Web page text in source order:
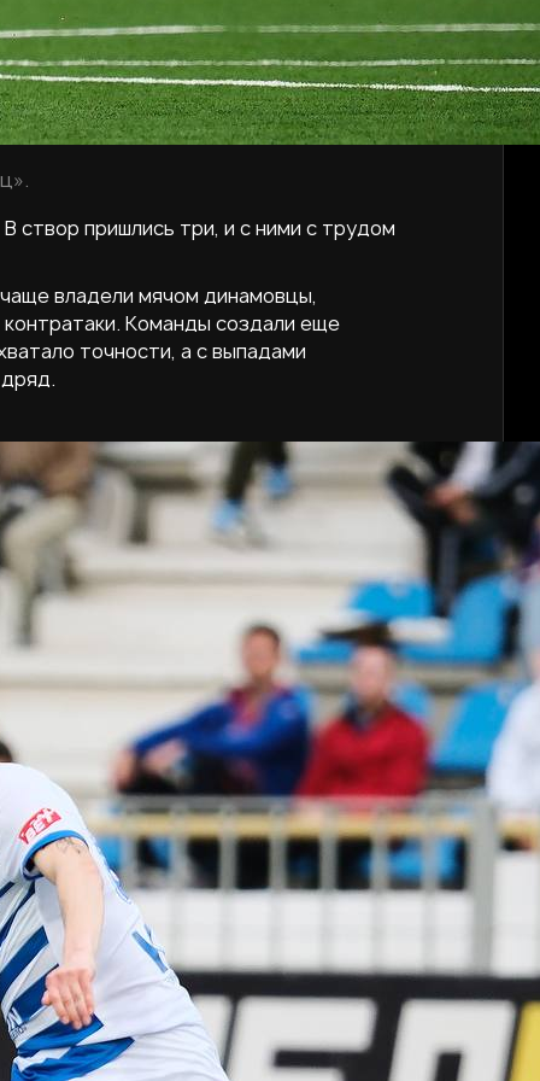
створ пришлись три, и с ними с трудом
владели мячом динамовцы,
Команды создали еще
точности, а с выпадами